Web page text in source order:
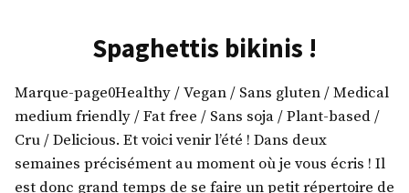
Spaghettis bikinis !
Marque-page0Healthy / Vegan / Sans gluten / Medical
medium friendly / Fat free / Sans soja / Plant-based /
Cru / Delicious. Et voici venir l’été ! Dans deux
semaines précisément au moment où je vous écris ! Il
est donc grand temps de se faire un petit répertoire de